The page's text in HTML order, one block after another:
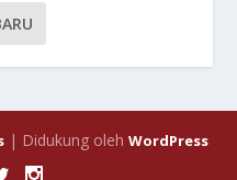
| Didukung oleh WordPress